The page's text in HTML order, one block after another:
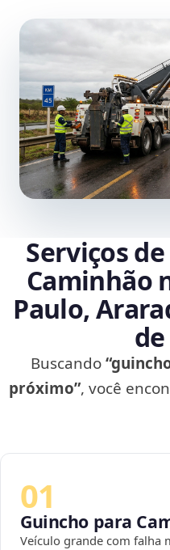
Serviços
Caminhão
Paulo,
Buscando
próximo”, você
01
Guincho para
Veículo grande com falha